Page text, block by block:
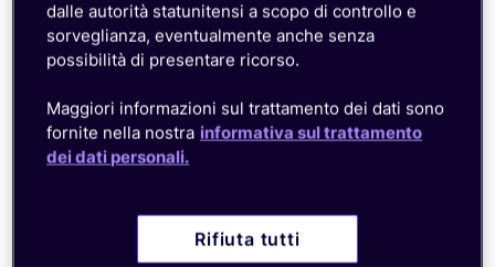
Monitoraggio dell’attività di rete con
dati sul traffico in tempo reale
dispositivi, monitorare il traffico di rete e il consumo
di dati. La nostra dashboard IoT ti aiuta a vedere i
modelli di attività e di utilizzo dell’intera rete. Rileva
problemi. Analizza il volume di traffico storico o in
tempo reale per dispositivo o implementazione. In
dalle autorità statunitensi a scopo di controllo e
sorveglianza, eventualmente anche senza
possibilità di presentare ricorso.
Maggiori informazioni sul trattamento dei dati sono
fornite nella nostra informativa sul trattamento
dei dati personali.
Rifiuta tutti